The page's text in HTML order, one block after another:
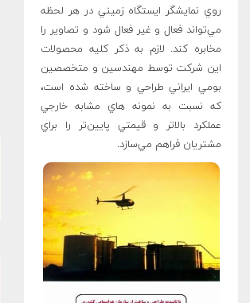
روي نمايشگر ايستگاه زميني در هر لحظه
مي‌تواند فعال و غير فعال شود و تصاوير را
مخابره کند. لازم به ذکر کليه محصولات
اين شرکت توسط مهندسين و متخصصين
بومي ايراني طراحي و ساخته شده است،
که نسبت به نمونه هاي مشابه خارجي
عملکرد بالاتر و قيمتي پایین‌تر را براي
مشتريان فراهم مي‌سازد.